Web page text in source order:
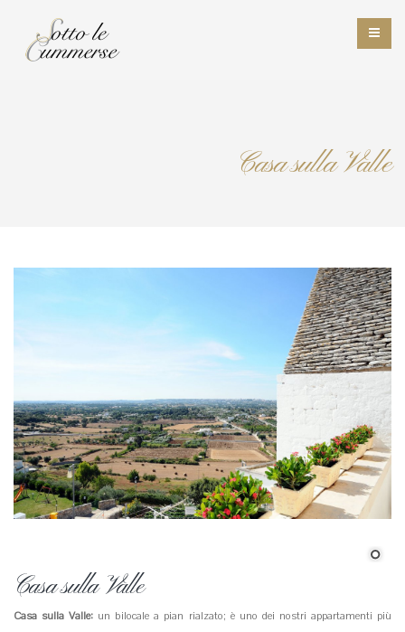
Casa sulla Valle
Casa sulla Valle
Casa sulla Valle: un bilocale a pian rialzato; è uno dei nostri appartamenti più